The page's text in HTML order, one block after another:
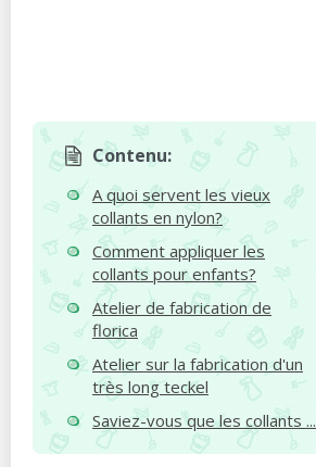
Contenu:
A quoi servent les vieux
collants en nylon?
Comment appliquer les
collants pour enfants?
Atelier de fabrication de
florica
Atelier sur la fabrication d'un
très long teckel
Saviez-vous que les collants ...